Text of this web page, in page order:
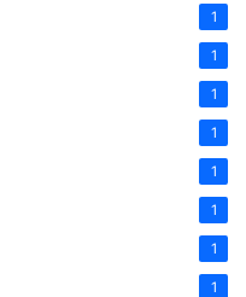
1
1
1
1
1
1
1
1